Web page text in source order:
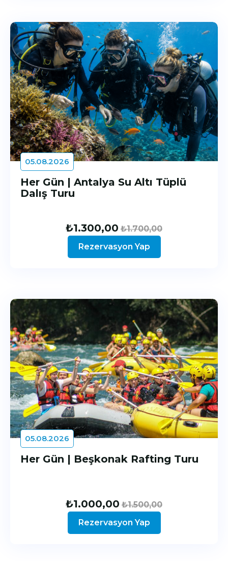
05.08.2026
Her Gün | Antalya Su Altı Tüplü
Dalış Turu
₺1.300,00 ₺1.700,00
Rezervasyon Yap
05.08.2026
Her Gün | Beşkonak Rafting Turu
₺1.000,00 ₺1.500,00
Rezervasyon Yap